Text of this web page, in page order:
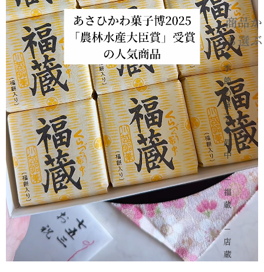
文
商品か
ら選ぶ
◆
季
節
の
菓
子
◆
最
中
−
福
蔵
−
店
蔵